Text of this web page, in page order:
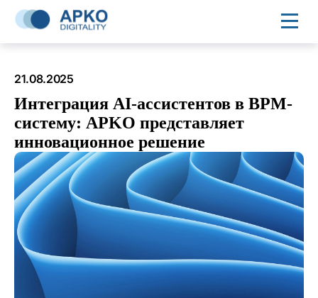
21.08.2025
Интеграция AI-ассистентов в BPM-
систему: APKO представляет
инновационное решение